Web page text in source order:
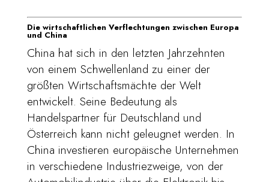
Die wirtschaftlichen Verflechtungen zwischen Europa
und China
China hat sich in den letzten Jahrzehnten
von einem Schwellenland zu einer der
größten Wirtschaftsmächte der Welt
entwickelt. Seine Bedeutung als
Handelspartner für Deutschland und
Österreich kann nicht geleugnet werden. In
China investieren europäische Unternehmen
in verschiedene Industriezweige, von der